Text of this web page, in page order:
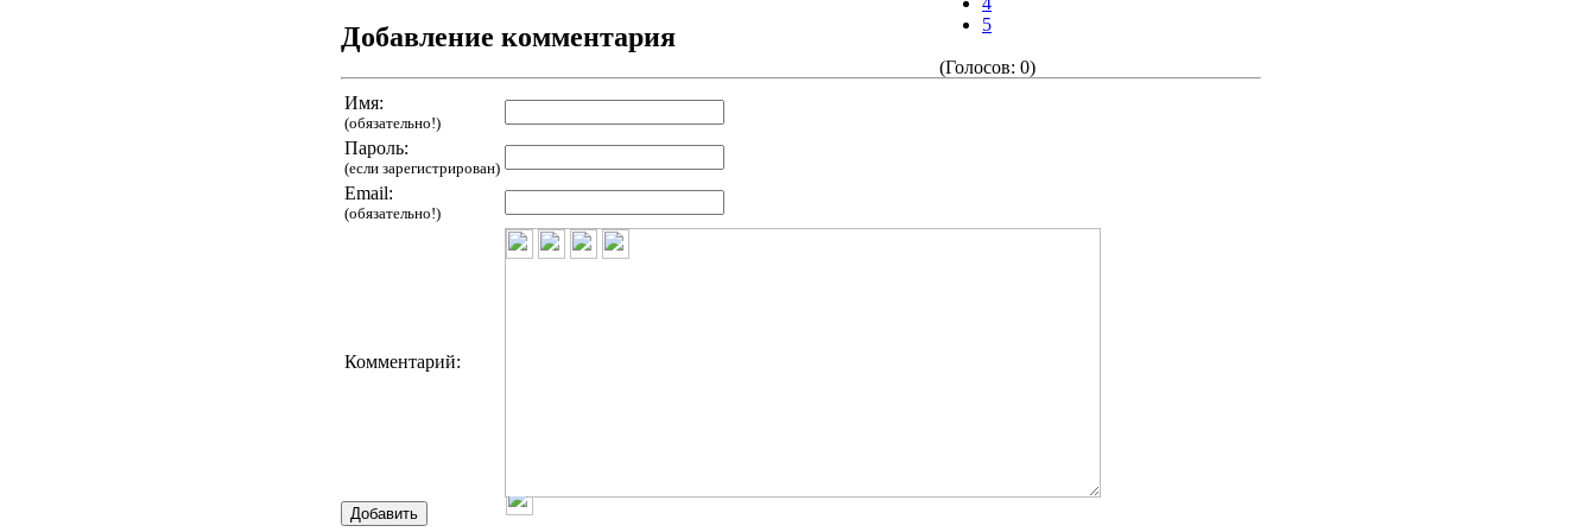
5
(Голосов: 0)
Добавление комментария
Имя:
(обязательно!)
Пароль:
(если зарегистрирован)
Email:
(обязательно!)
Комментарий: